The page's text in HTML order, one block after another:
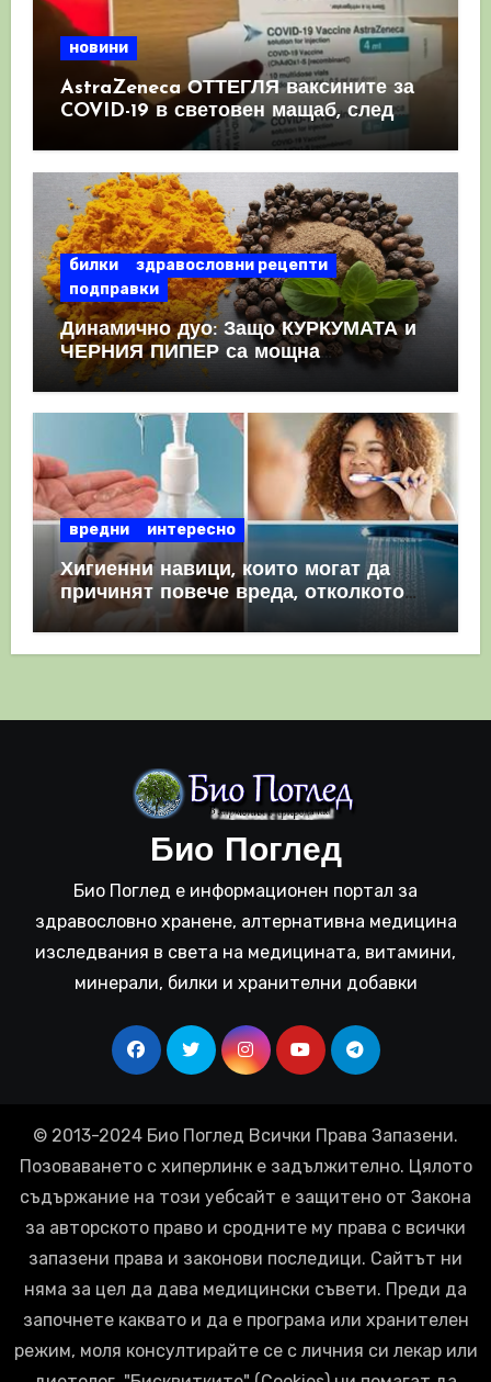
новини
AstraZeneca ОТТЕГЛЯ ваксините за
COVID-19 в световен мащаб, след
като призна, че те причиняват
билки
здравословни рецепти
подправки
Динамично дуо: Защо КУРКУМАТА и
ЧЕРНИЯ ПИПЕР са мощна
комбинация
вредни интересно
Хигиенни навици, които могат да
причинят повече вреда, отколкото
полза
Био Поглед
Био Поглед е информационен портал за
здравословно хранене, алтернативна медицина
изследвания в света на медицината, витамини,
минерали, билки и хранителни добавки
© 2013-2024 Био Поглед Всички Права Запазени.
Позоваването с хиперлинк е задължително. Цялото
съдържание на този уебсайт е защитено от Закона
за авторското право и сродните му права с всички
запазени права и законови последици. Сайтът ни
няма за цел да дава медицински съвети. Преди да
започнете каквато и да е програма или хранителен
режим, моля консултирайте се с личния си лекар или